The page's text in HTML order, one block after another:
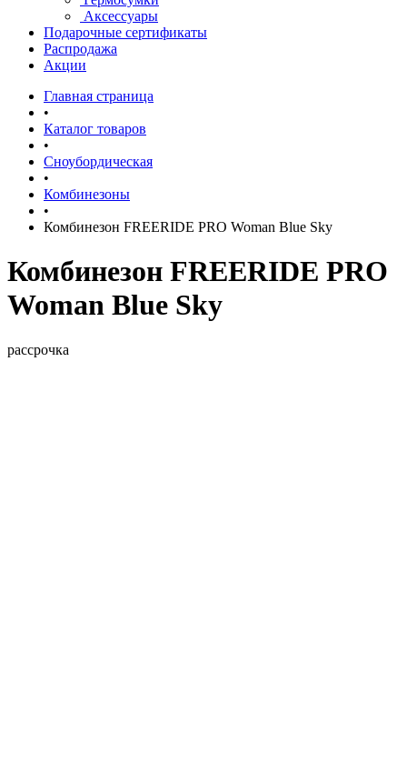
Аксессуары
Подарочные сертификаты
Распродажа
Акции
Главная страница
•
Каталог товаров
•
Сноубордическая
•
Комбинезоны
•
Комбинезон FREERIDE PRO Woman Blue Sky
Комбинезон FREERIDE PRO
Woman Blue Sky
рассрочка